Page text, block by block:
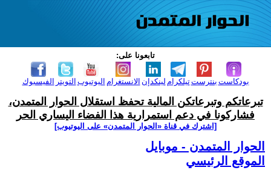
تابعونا على:
الفيسبوك التويتر اليوتيوب الانستغرام لينكدإن تيلكرامبنترست بودكاست
تبرعاتكم وتبرعاتكن المالية تحفظ استقلال الحوار المتمدن،
فشاركونا في دعم استمرارية هذا الفضاء اليساري الحر
[اشترك في قناة ‫«الحوار المتمدن» على اليوتيوب]
الحوار المتمدن - موبايل
الموقع الرئيسي